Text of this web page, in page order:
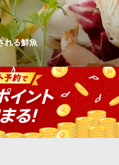
れる鮮魚
毎日直送される特選鮮魚をふん
絶品です。